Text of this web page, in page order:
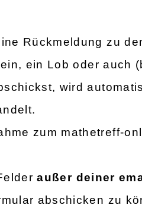
Rückmeldung zu
ein Lob oder auch
wird
zum mathetreff-
außer deiner
abschicken zu